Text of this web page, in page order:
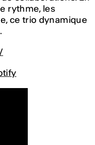
rythme, les
ce trio dynamique